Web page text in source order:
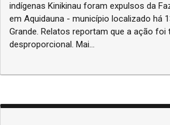
indígenas Kinikinau foram expulsos da
em Aquidauna - município localizado há
Grande. Relatos reportam que a ação foi
desproporcional. Mai...